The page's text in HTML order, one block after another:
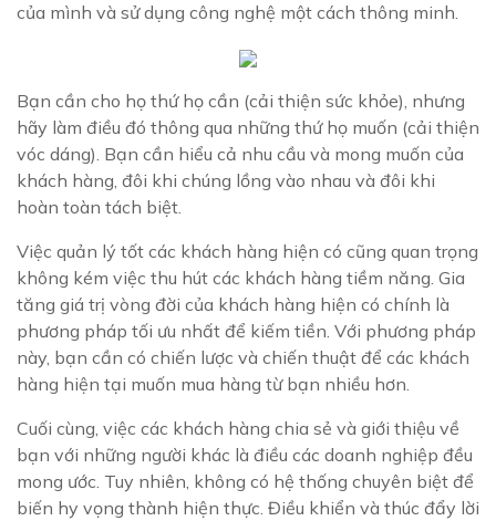
của mình và sử dụng công nghệ một cách thông minh.
Bạn cần cho họ thứ họ cần (cải thiện sức khỏe), nhưng
hãy làm điều đó thông qua những thứ họ muốn (cải thiện
vóc dáng). Bạn cần hiểu cả nhu cầu và mong muốn của
khách hàng, đôi khi chúng lồng vào nhau và đôi khi
hoàn toàn tách biệt.­
Việc quản lý tốt các khách hàng hiện có cũng quan trọng
không kém việc thu hút các khách hàng tiềm năng. Gia
tăng giá trị vòng đời của khách hàng hiện có chính là
phương pháp tối ưu nhất để kiếm tiền. Với phương pháp
này, bạn cần có chiến lược và chiến thuật để các khách
hàng hiện tại muốn mua hàng từ bạn nhiều hơn.
Cuối cùng, việc các khách hàng chia sẻ và giới thiệu về
bạn với những người khác là điều các doanh nghiệp đều
mong ước. Tuy nhiên, không có hệ thống chuyên biệt để
biến hy vọng thành hiện thực. Điều khiển và thúc đẩy lời